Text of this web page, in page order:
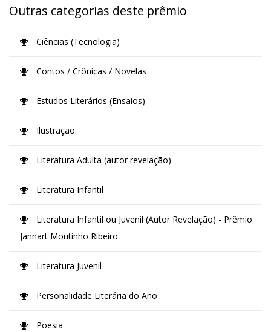
Outras categorias deste prêmio
Ciências (Tecnologia)
Contos / Crônicas / Novelas
Estudos Literários (Ensaios)
Ilustração.
Literatura Adulta (autor revelação)
Literatura Infantil
Literatura Infantil ou Juvenil (Autor Revelação) - Prêmio
Jannart Moutinho Ribeiro
Literatura Juvenil
Personalidade Literária do Ano
Poesia